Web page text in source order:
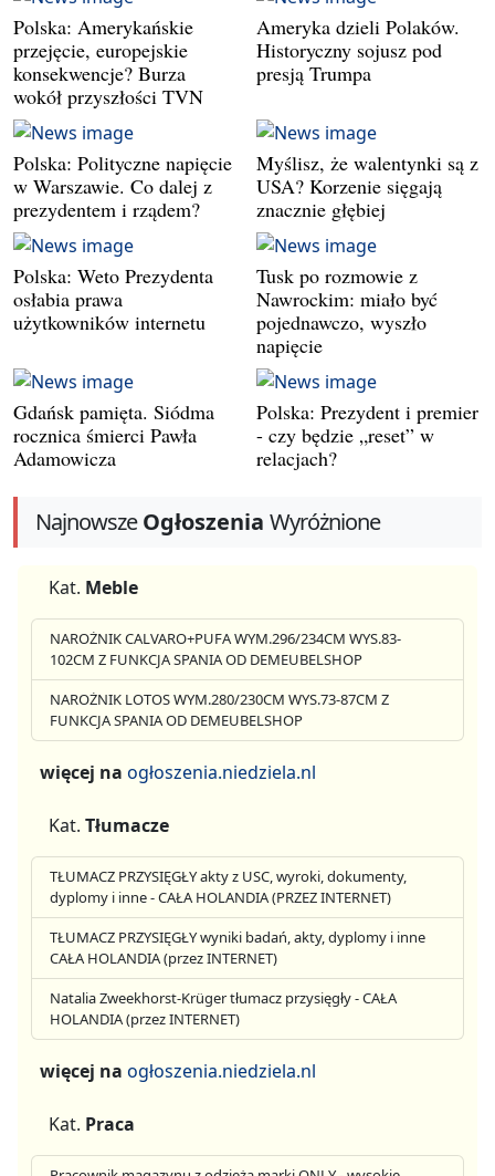
Polska: Amerykańskie
przejęcie, europejskie
konsekwencje? Burza
wokół przyszłości TVN
Ameryka dzieli Polaków.
Historyczny sojusz pod
presją Trumpa
Polska: Polityczne napięcie
w Warszawie. Co dalej z
prezydentem i rządem?
Myślisz, że walentynki są z
USA? Korzenie sięgają
znacznie głębiej
Polska: Weto Prezydenta
osłabia prawa
użytkowników internetu
Tusk po rozmowie z
Nawrockim: miało być
pojednawczo, wyszło
napięcie
Gdańsk pamięta. Siódma
rocznica śmierci Pawła
Adamowicza
Polska: Prezydent i premier
- czy będzie „reset” w
relacjach?
NajnowszeOgłoszenia Wyróżnione
Kat. Meble
NAROŻNIK CALVARO+PUFA WYM.296/234CM WYS.83-
102CM Z FUNKCJA SPANIA OD DEMEUBELSHOP
NAROŻNIK LOTOS WYM.280/230CM WYS.73-87CM Z
FUNKCJA SPANIA OD DEMEUBELSHOP
więcej na ogłoszenia.niedziela.nl
Kat. Tłumacze
TŁUMACZ PRZYSIĘGŁY akty z USC, wyroki, dokumenty,
dyplomy i inne - CAŁA HOLANDIA (PRZEZ INTERNET)
TŁUMACZ PRZYSIĘGŁY wyniki badań, akty, dyplomy i inne
CAŁA HOLANDIA (przez INTERNET)
Natalia Zweekhorst-Krüger tłumacz przysięgły - CAŁA
HOLANDIA (przez INTERNET)
więcej na ogłoszenia.niedziela.nl
Kat. Praca